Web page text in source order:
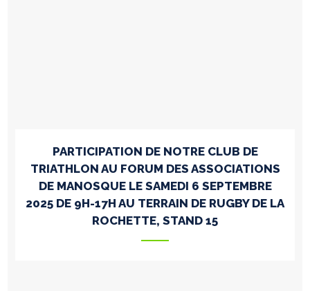
PARTICIPATION DE NOTRE CLUB DE
TRIATHLON AU FORUM DES ASSOCIATIONS
DE MANOSQUE LE SAMEDI 6 SEPTEMBRE
2025 DE 9H-17H AU TERRAIN DE RUGBY DE LA
ROCHETTE, STAND 15